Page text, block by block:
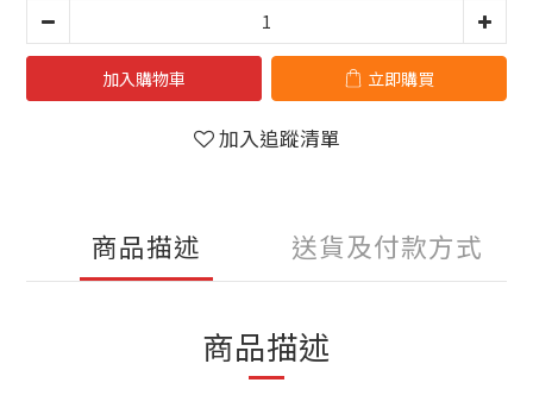
加入購物車 立即購買
加入追蹤清單
商品描述 送貨及付款方式
商品描述